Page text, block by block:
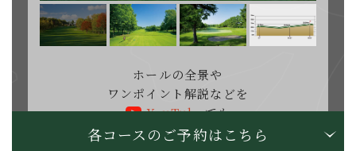
各コースのご予約はこちら
ホールの全景や
ワンポイント解説などを
YouTubeでも
ご覧いただけます